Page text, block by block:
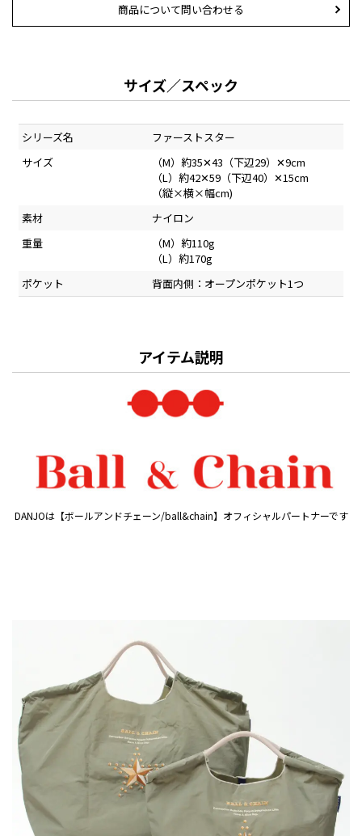
商品について問い合わせる
サイズ／スペック
シリーズ名
ファーストスター
サイズ
（M）約35✕43（下辺29）✕9cm
（L）約42✕59（下辺40）✕15cm
（縦×横×幅cm)
素材
ナイロン
重量
（M）約110g
（L）約170g
ポケット
背面内側：オープンポケット1つ
アイテム説明
DANJOは【ボールアンドチェーン/ball&chain】オフィシャルパートナーです